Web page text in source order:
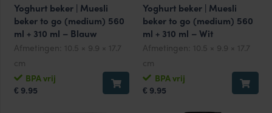
Yoghurt beker | Muesli
beker to go (medium) 560
ml + 310 ml – Blauw
Afmetingen:
10.5 × 9.9 × 17.7
cm
BPA vrij
€ 9.95
Yoghurt beker | Muesli
beker to go (medium) 560
ml + 310 ml – Wit
Afmetingen:
10.5 × 9.9 × 17.7
cm
BPA vrij
€ 9.95